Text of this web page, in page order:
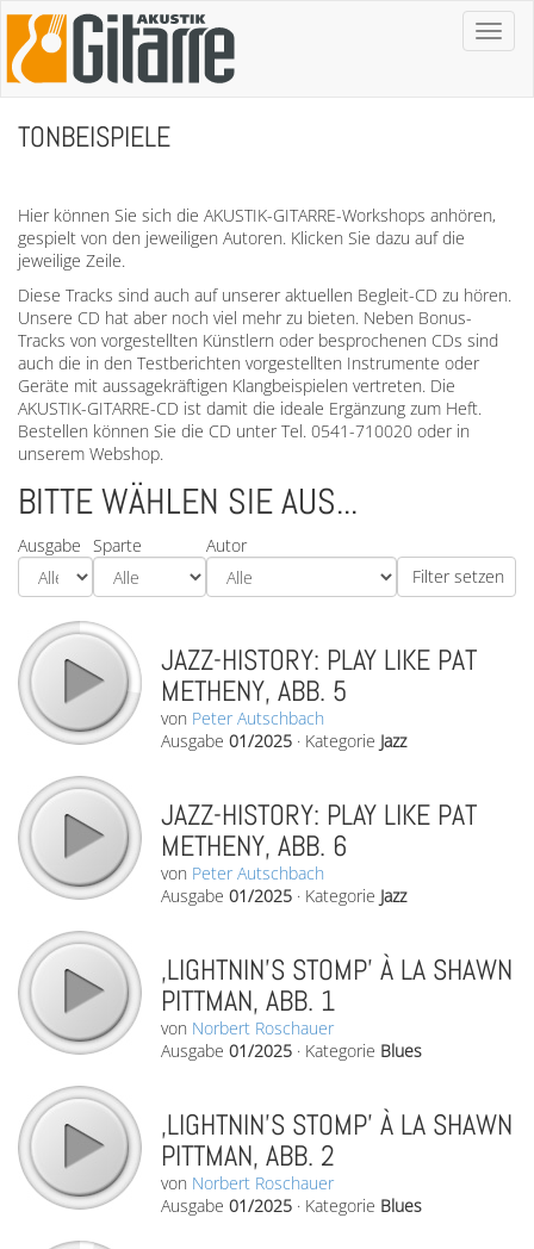
Toggle
TONBEISPIELE
Hier können Sie sich die AKUSTIK-GITARRE-Workshops anhören,
gespielt von den jeweiligen Autoren. Klicken Sie dazu auf die
jeweilige Zeile.
Diese Tracks sind auch auf unserer aktuellen Begleit-CD zu hören.
Unsere CD hat aber noch viel mehr zu bieten. Neben Bonus-
Tracks von vorgestellten Künstlern oder besprochenen CDs sind
auch die in den Testberichten vorgestellten Instrumente oder
Geräte mit aussagekräftigen Klangbeispielen vertreten. Die
AKUSTIK-GITARRE-CD ist damit die ideale Ergänzung zum Heft.
Bestellen können Sie die CD unter Tel. 0541-710020 oder in
unserem Webshop.
BITTE WÄHLEN SIE AUS...
Ausgabe Sparte Autor
JAZZ-HISTORY: PLAY LIKE PAT
METHENY, ABB. 5
von Peter Autschbach
Ausgabe 01/2025 · Kategorie Jazz
JAZZ-HISTORY: PLAY LIKE PAT
METHENY, ABB. 6
von Peter Autschbach
Ausgabe 01/2025 · Kategorie Jazz
‚LIGHTNIN’S STOMP’ À LA SHAWN
PITTMAN, ABB. 1
von Norbert Roschauer
Ausgabe 01/2025 · Kategorie Blues
‚LIGHTNIN’S STOMP’ À LA SHAWN
PITTMAN, ABB. 2
von Norbert Roschauer
Ausgabe 01/2025 · Kategorie Blues